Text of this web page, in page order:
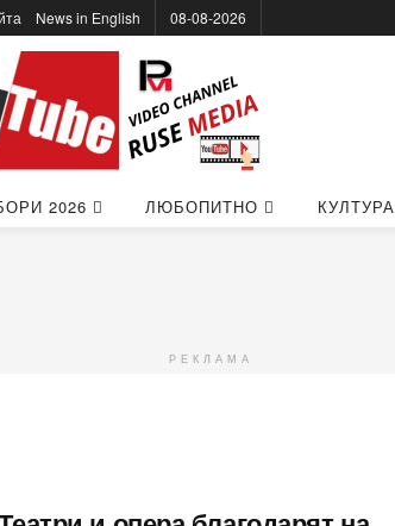
News in Еnglish 08-08-2026
2026 ЛЮБОПИТНО КУЛТУРА
РЕКЛАМА